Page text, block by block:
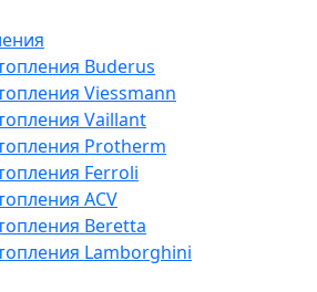
Buderus
Viessmann
Vaillant
Protherm
Ferroli
ACV
Beretta
Lamborghini